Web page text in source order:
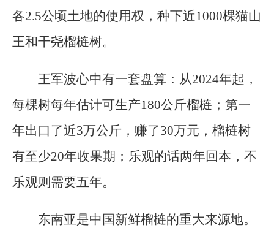
各2.5公顷土地的使用权，种下近1000棵猫山
王和干尧榴梿树。
王军波心中有一套盘算：从2024年起，
每棵树每年估计可生产180公斤榴梿；第一
年出口了近3万公斤，赚了30万元，榴梿树
有至少20年收果期；乐观的话两年回本，不
乐观则需要五年。
东南亚是中国新鲜榴梿的重大来源地。